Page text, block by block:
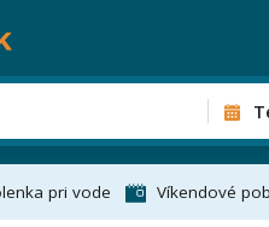
pri vode Víkendové